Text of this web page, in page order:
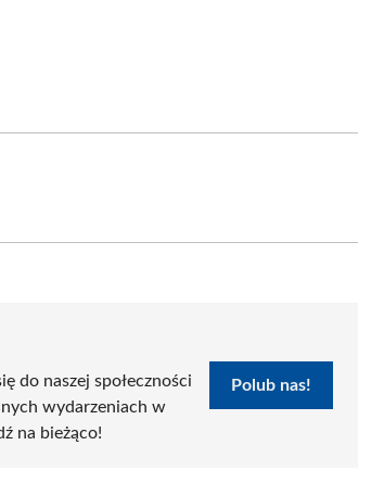
do naszej społeczności
wydarzeniach w
na bieżąco!
Polub nas!